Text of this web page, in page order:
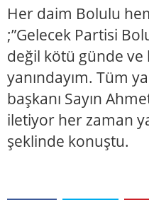
Her daim Bolulu
;”Gelecek Partisi
değil kötü günde
yanındayım. Tüm
başkanı Sayın
iletiyor her zaman
şeklinde konuştu.